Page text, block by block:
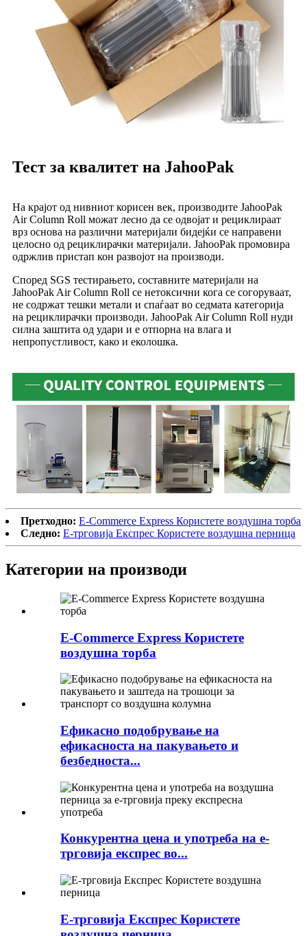
Тест за квалитет на JahooPak
На крајот од нивниот корисен век, производите JahooPak
Air Column Roll можат лесно да се одвојат и рециклираат
врз основа на различни материјали бидејќи се направени
целосно од рециклирачки материјали. JahooPak промовира
одржлив пристап кон развојот на производи.
Според SGS тестирањето, составните материјали на
JahooPak Air Column Roll се нетоксични кога се согоруваат,
не содржат тешки метали и спаѓаат во седмата категорија
на рециклирачки производи. JahooPak Air Column Roll нуди
силна заштита од удари и е отпорна на влага и
непропустливост, како и еколошка.
Претходно: E-Commerce Express Користете воздушна торба
Следно: Е-трговија Експрес Користете воздушна перница
Категории на производи
E-Commerce Express Користете
воздушна торба
Ефикасно подобрување на
ефикасноста на пакувањето и
безбедноста...
Конкурентна цена и употреба на е-
трговија експрес во...
Е-трговија Експрес Користете